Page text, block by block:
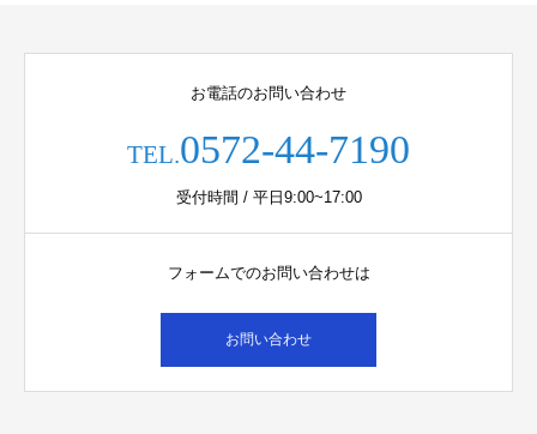
お電話のお問い合わせ
TEL.0572-44-7190
受付時間 / 平日9:00~17:00
フォームでのお問い合わせは
お問い合わせ